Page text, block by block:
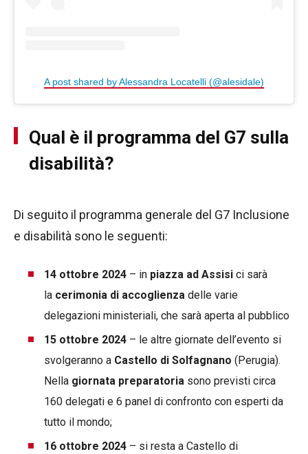
A post shared by Alessandra Locatelli (@alesidale)
Qual è il programma del G7 sulla
disabilità?
Di seguito il programma generale del G7 Inclusione
e disabilità sono le seguenti:
14 ottobre 2024 – in piazza ad Assisi ci sarà
la cerimonia di accoglienza delle varie
delegazioni ministeriali, che sarà aperta al pubblico
15 ottobre 2024 – le altre giornate dell’evento si
svolgeranno a Castello di Solfagnano (Perugia).
Nella giornata preparatoria sono previsti circa
160 delegati e 6 panel di confronto con esperti da
tutto il mondo;
16 ottobre 2024 – si resta a Castello di